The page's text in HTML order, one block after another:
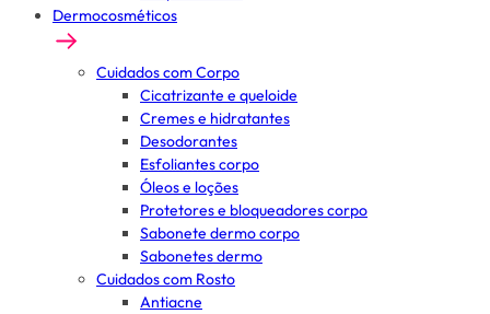
Dermocosméticos
Cuidados com Corpo
Cicatrizante e queloide
Cremes e hidratantes
Desodorantes
Esfoliantes corpo
Óleos e loções
Protetores e bloqueadores corpo
Sabonete dermo corpo
Sabonetes dermo
Cuidados com Rosto
Antiacne